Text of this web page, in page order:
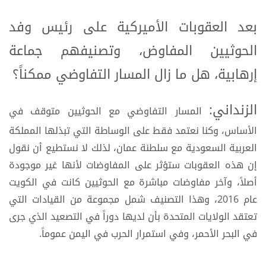
بعد العقوبات الأميركية على رئيس وفد
الحوثيين المفاوض، وتصنيفهم جماعة
إرهابية، هل ما زال المسار التفاوضي ممكناً؟
الزنداني: المسار التفاوضي مع الحوثيين متوقف في
الأساس، وكنا نعتمد فقط على الوساطة التي تبذلها المملكة
العربية السعودية مع سلطنة عمان، لذلك لا نستطيع أن نقول
إن هذه العقوبات ستؤثر على المفاوضات لأنها غير موجودة
أصلاً، وآخر مفاوضات مباشرة مع الحوثيين كانت في الكويت
عام 2016، وهذا التصنيف شمل مجموعة من القيادات التي
تعتقد الولايات المتحدة بأن لديها دوراً في التصعيد الذي جرى
في البحر الأحمر، وفي استمرار الحرب في اليمن عموماً.